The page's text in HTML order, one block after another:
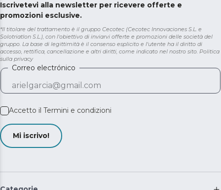
Iscrivetevi alla newsletter per ricevere offerte e
promozioni esclusive.
*Il titolare del trattamento è il gruppo Cecotec (Cecotec Innovaciones S.L. e
Solotriatlon S.L.), con l'obiettivo di inviarvi offerte e promozioni delle società del
gruppo. La base di legittimità è il consenso esplicito e l'utente ha il diritto di
accesso, rettifica, cancellazione e altri diritti, come indicato nel nostro sito. Politica
sulla privacy
Correo electrónico
Accetto il Termini e condizioni
Mi iscrivo!